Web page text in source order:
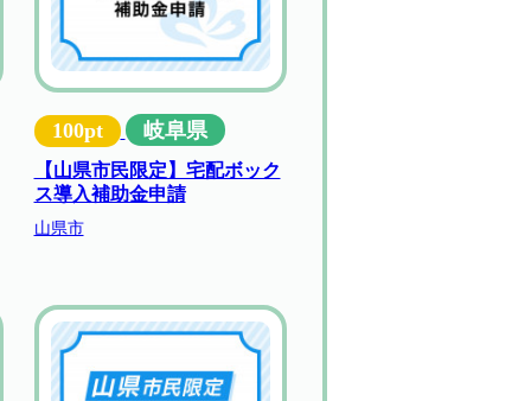
100pt 岐阜県
【山県市民限定】宅配ボック
ス導入補助金申請
山県市